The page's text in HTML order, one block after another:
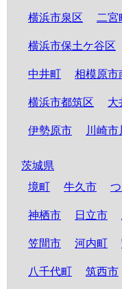
横浜市泉区 二宮
横浜市保土ケ谷区
中井町 相模原市
横浜市都筑区 大
伊勢原市 川崎市
茨城県
境町
牛久市
神栖市 日立市
笠間市 河内町
八千代町 筑西市